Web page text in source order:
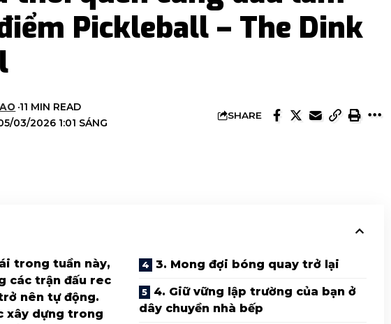
Pickleball – The Dink
03/2026 1:01 SÁNG
11 MIN READ
SHARE
trong tuần này,
các trận đấu rec
nên tự động.
xây dựng trong
3. Mong đợi bóng quay trở lại
4. Giữ vững lập trường của bạn ở
dây chuyền nhà bếp